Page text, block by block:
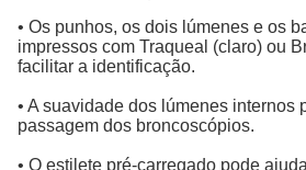
• Os punhos, os dois lúmenes e os
impressos com Traqueal (claro) ou
facilitar a identificação.
• A suavidade dos lúmenes internos
passagem dos broncoscópios.
• O estilete pré-carregado pode